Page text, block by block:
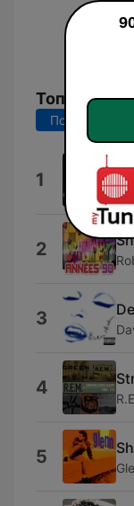
Топ песни
Последните
1 4
2
3
4
5